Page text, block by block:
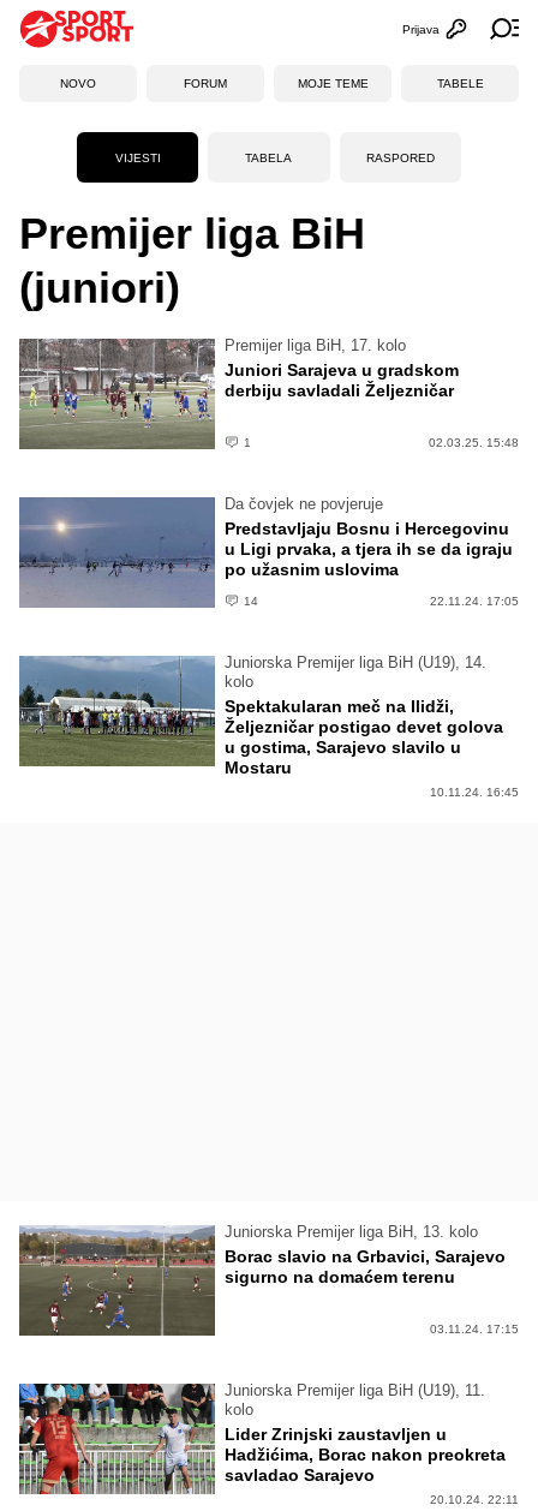
Otvori
Prijava
NOVO FORUM MOJE TEME TABELE
VIJESTI TABELA RASPORED
Premijer liga BiH
(juniori)
Premijer liga BiH, 17. kolo
Juniori Sarajeva u gradskom
derbiju savladali Željezničar
1 02.03.25. 15:48
Da čovjek ne povjeruje
Predstavljaju Bosnu i Hercegovinu
u Ligi prvaka, a tjera ih se da igraju
po užasnim uslovima
14 22.11.24. 17:05
Juniorska Premijer liga BiH (U19), 14.
kolo
Spektakularan meč na Ilidži,
Željezničar postigao devet golova
u gostima, Sarajevo slavilo u
Mostaru
10.11.24. 16:45
Juniorska Premijer liga BiH, 13. kolo
Borac slavio na Grbavici, Sarajevo
sigurno na domaćem terenu
03.11.24. 17:15
Juniorska Premijer liga BiH (U19), 11.
kolo
Lider Zrinjski zaustavljen u
Hadžićima, Borac nakon preokreta
savladao Sarajevo
20.10.24. 22:11